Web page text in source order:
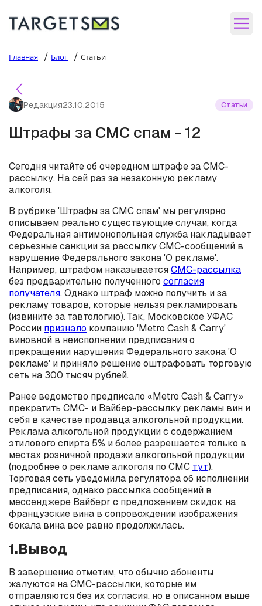
Главная / Блог / Статьи
Редакция23.10.2015 Статьи
Штрафы за СМС спам - 12
Сегодня читайте об очередном штрафе за СМС-
рассылку. На сей раз за незаконную рекламу
алкоголя.
В рубрике 'Штрафы за СМС спам' мы регулярно
описываем реально существующие случаи, когда
Федеральная антимонопольная служба накладывает
серьезные санкции за рассылку СМС-сообщений в
нарушение Федерального закона 'О рекламе'.
Например, штрафом наказываетсяСМС-рассылка
без предварительно полученного согласия
получателя. Однако штраф можно получить и за
рекламу товаров, которые нельзя рекламировать
(извините за тавтологию). Так, Московское УФАС
России признало компанию 'Metro Cash & Carry'
виновной в неисполнении предписания о
прекращении нарушения Федерального закона 'О
рекламе' и приняло решение оштрафовать торговую
сеть на 300 тысяч рублей.
Ранее ведомство предписало «Metro Cash & Carry»
прекратить СМС- и Вайбер-рассылку рекламы вин и
себя в качестве продавца алкогольной продукции.
Реклама алкогольной продукции с содержанием
этилового спирта 5% и более разрешается только в
местах розничной продажи алкогольной продукции
(подробнее о рекламе алкоголя по СМС тут).
Торговая сеть уведомила регулятора об исполнении
предписания, однако рассылка сообщений в
мессенджере Вайберr с предложением скидок на
французские вина в сопровождении изображения
бокала вина все равно продолжилась.
1.Вывод
В завершение отметим, что обычно абоненты
жалуются на СМС-рассылки, которые им
отправляются без их согласия, но в описанном выше